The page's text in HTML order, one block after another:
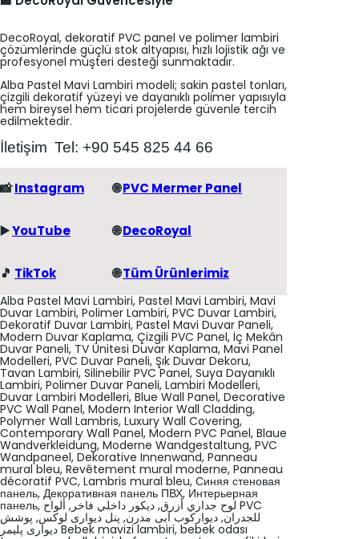
DecoRoyal, dekoratif PVC panel ve polimer lambiri
çözümlerinde güçlü stok altyapısı, hızlı lojistik ağı ve
profesyonel müşteri desteği sunmaktadır.
Alba Pastel Mavi Lambiri modeli; sakin pastel tonları,
çizgili dekoratif yüzeyi ve dayanıklı polimer yapısıyla
hem bireysel hem ticari projelerde güvenle tercih
edilmektedir.
İletişim Tel: +90 545 825 44 66
📸Instagram 🌐PVC Mermer Panel
▶️YouTube 🌐DecoRoyal
🎵 TikTok 🌐Tüm Ürünlerimiz
Alba Pastel Mavi Lambiri, Pastel Mavi Lambiri, Mavi
Duvar Lambiri, Polimer Lambiri, PVC Duvar Lambiri,
Dekoratif Duvar Lambiri, Pastel Mavi Duvar Paneli,
Modern Duvar Kaplama, Çizgili PVC Panel, İç Mekân
Duvar Paneli, TV Ünitesi Duvar Kaplama, Mavi Panel
Modelleri, PVC Duvar Paneli, Şık Duvar Dekoru,
Tavan Lambiri, Silinebilir PVC Panel, Suya Dayanıklı
Lambiri, Polimer Duvar Paneli, Lambiri Modelleri,
Duvar Lambiri Modelleri, Blue Wall Panel, Decorative
PVC Wall Panel, Modern Interior Wall Cladding,
Polymer Wall Lambris, Luxury Wall Covering,
Contemporary Wall Panel, Modern PVC Panel, Blaue
Wandverkleidung, Moderne Wandgestaltung, PVC
Wandpaneel, Dekorative Innenwand, Panneau
mural bleu, Revêtement mural moderne, Panneau
décoratif PVC, Lambris mural bleu, Синяя стеновая
панель, Декоративная панель ПВХ, Интерьерная
панель, لوح جداري أزرق, ديكور داخلي فاخر, ألواح PVC
للجدران, دیوارکوب آبی مدرن, پنل دیواری لوکس, پوشش
دیواری پلیمر Bebek mavizi lambiri, bebek odası